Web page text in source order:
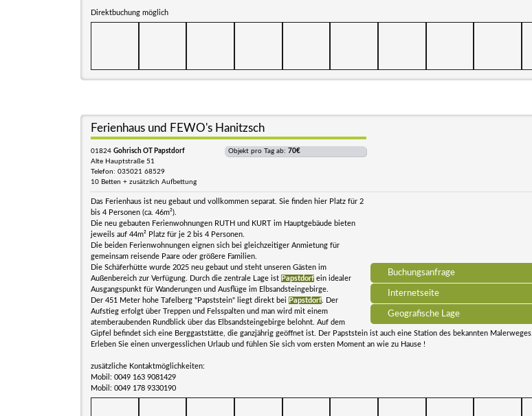
Direktbuchung möglich
Buchungsanfrage
Internetseite
Geografische Lage
Ferienhaus und FEWO's Hanitzsch
01824 Gohrisch OT Papstdorf
Alte Hauptstraße 51
Telefon: 035021 68529
10 Betten + zusätzlich Aufbettung
Objekt pro Tag ab: 70€
Das Ferienhaus ist neu gebaut und vollkommen separat. Sie finden hier Platz für 2
bis 4 Personen (ca. 46m²).
Die neu gebauten Ferienwohnungen RUTH und KURT im Hauptgebäude bieten
jeweils auf 44m² Platz für je 2 bis 4 Personen.
Die beiden Ferienwohnungen eignen sich bei gleichzeitiger Anmietung für
gemeinsam reisende Paare oder größere Familien.
Die Schäferhütte wurde 2025 neu gebaut und steht unseren Gästen im
Außenbereich zur Verfügung. Durch die zentrale Lage ist Papstdorf ein idealer
Ausgangspunkt für Wanderungen und Ausflüge im Elbsandsteingebirge.
Der 451 Meter hohe Tafelberg "Papststein" liegt direkt bei Papstdorf . Der
Aufstieg erfolgt über Treppen und Felsspalten und man wird mit einem
atemberaubenden Rundblick über das Elbsandsteingebirge belohnt. Auf dem
Gipfel befindet sich eine Berggaststätte, die ganzjährig geöffnet ist. Der Papststein ist auch eine Station des bekannten Malerweges.
Erleben Sie einen unvergesslichen Urlaub und fühlen Sie sich vom ersten Moment an wie zu Hause !
zusätzliche Kontaktmöglichkeiten:
Mobil: 0049 163 9081429
Mobil: 0049 178 9330190